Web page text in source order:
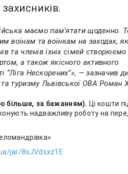
маємо памʼятати щоденно.
воїнам та воїнкам на заходах,
та членів їхніх сімей
а також якісного активного
“Ліга Нескорених”», — зазначив
туризму Львівської ОВА Роман
більше, за бажанням). Ці кошти
надважливу роботу на
jar/8sJVdsxz1E